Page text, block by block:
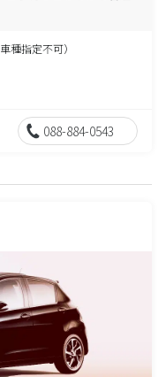
指定不可）
088-884-0543